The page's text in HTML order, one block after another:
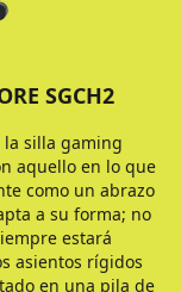
SGCH2
la silla gaming
aquello en lo que
como un abrazo
a su forma; no
estará
asientos rígidos
en una pila de